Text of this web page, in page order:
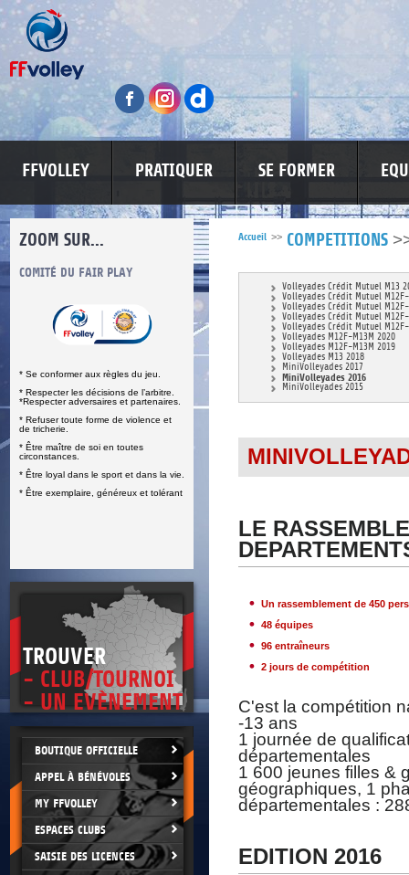
FFVOLLEY PRATIQUER SE FORMER
ZOOM SUR...
COMITÉ DU FAIR PLAY
* Se conformer aux règles du jeu.
* Respecter les décisions de l’arbitre.
*Respecter adversaires et partenaires.
* Refuser toute forme de violence et
de tricherie.
* Être maître de soi en toutes
circonstances.
* Être loyal dans le sport et dans la vie.
* Être exemplaire, généreux et tolérant
LUTTE CONTRE LES VIOLENCES MA PETITE
TROUVER
- CLUB/TOURNOI
- UN EVÈNEMENT
BOUTIQUE OFFICIELLE
APPEL À BÉNÉVOLES
MY FFVOLLEY
ESPACES CLUBS
SAISIE DES LICENCES
Accueil >> COMPETITIONS
Volleyades Crédit Mutuel M13
Volleyades Crédit Mutuel M12F-
Volleyades Crédit Mutuel M12F-
Volleyades Crédit Mutuel M12F-
Volleyades Crédit Mutuel M12F-
Volleyades M12F-M13M 2020
Volleyades M12F-M13M 2019
Volleyades M13 2018
MiniVolleyades 2017
MiniVolleyades 2016
MiniVolleyades 2015
LE
Un rassemblement de 450
48 équipes
96 entraîneurs
2 jours de compétition
C'est la compétition
-13 ans
1 journée de
départementales
1 600 jeunes filles &
géographiques, 1
départementales :
EDITION 2016